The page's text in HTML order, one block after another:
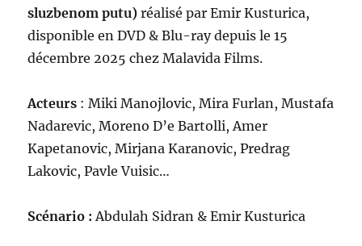
sluzbenom putu) réalisé par Emir Kusturica,
disponible en DVD & Blu-ray depuis le 15
décembre 2025 chez Malavida Films.
Acteurs : Miki Manojlovic, Mira Furlan, Mustafa
Nadarevic, Moreno D’e Bartolli, Amer
Kapetanovic, Mirjana Karanovic, Predrag
Lakovic, Pavle Vuisic…
Scénario : Abdulah Sidran & Emir Kusturica